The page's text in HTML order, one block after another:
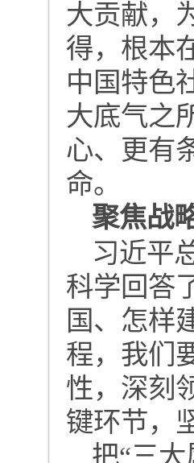
大贡献，
得，根本
中国特色
大底气之
心、更有
命。
聚焦战
习近平
科学回答
国、怎样
程，我们
性，深刻
键环节，
把“三